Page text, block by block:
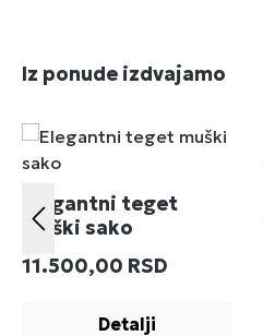
Preskoči galeriju proizvoda
Iz ponude izdvajamo
Elegantni teget
muški sako
Redovna cena:
11.500,00 RSD
Detalji